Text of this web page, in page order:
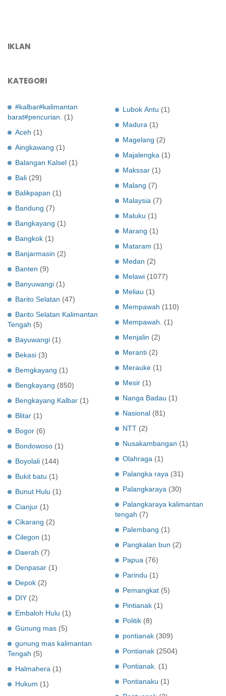
IKLAN
KATEGORI
#kalbar#kalimantan
barat#pencurian.
(1)
Aceh (1)
Aingkawang (1)
Balangan Kalsel (1)
Bali (29)
Balikpapan (1)
Bandung (7)
Bangkayang (1)
Bangkok (1)
Banjarmasin (2)
Banten (9)
Banyuwangi (1)
Barito Selatan (47)
Barito Selatan Kalimantan
Tengah (5)
Bayuwangi (1)
Bekasi (3)
Bemgkayang (1)
Bengkayang (850)
Bengkayang Kalbar (1)
Blitar (1)
Bogor (6)
Bondowoso (1)
Boyolali (144)
Bukit batu (1)
Bunut Hulu (1)
Cianjur (1)
Cikarang (2)
Cilegon (1)
Daerah (7)
Denpasar (1)
Depok (2)
DIY (2)
Embaloh Hulu (1)
Gunung mas (5)
gunung mas kalimantan
Tengah (5)
Halmahera (1)
Hukum (1)
Lubok Antu (1)
Madura (1)
Magelang (2)
Majalengka (1)
Makssar (1)
Malang (7)
Malaysia (7)
Maluku (1)
Marang (1)
Mataram (1)
Medan (2)
Melawi (1077)
Meliau (1)
Mempawah (110)
Mempawah.
(1)
Menjalin (2)
Meranti (2)
Merauke (1)
Mesir (1)
Nanga Badau (1)
Nasional (81)
NTT (2)
Nusakambangan (1)
Olahraga (1)
Palangka raya (31)
Palangkaraya (30)
Palangkaraya kalimantan
tengah (7)
Palembang (1)
Pangkalan bun (2)
Papua (76)
Parindu (1)
Pemangkat (5)
Pintianak (1)
Politik (8)
pontianak (309)
Pontianak (2504)
Pontianak. (1)
Pontianaku (1)